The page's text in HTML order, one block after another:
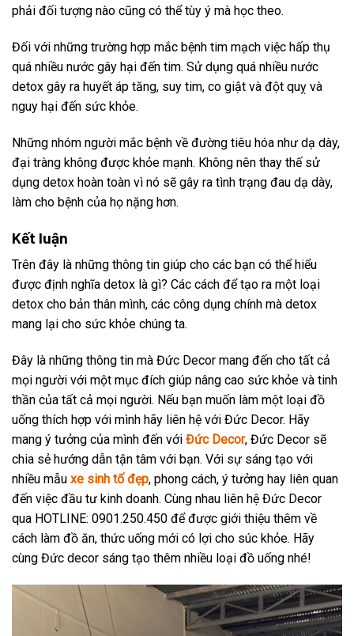
phải đối tượng nào cũng có thể tùy ý mà học theo.
Đối với những trường hợp mắc bệnh tim mạch việc hấp thụ
quá nhiều nước gây hại đến tim. Sử dụng quá nhiều nước
detox gây ra huyết áp tăng, suy tim, co giật và đột quỵ và
nguy hại đến sức khỏe.
Những nhóm người mắc bệnh về đường tiêu hóa như dạ dày,
đại tràng không được khỏe mạnh. Không nên thay thế sử
dụng detox hoàn toàn vì nó sẽ gây ra tình trạng đau dạ dày,
làm cho bệnh của họ nặng hơn.
Kết luận
Trên đây là những thông tin giúp cho các bạn có thể hiểu
được định nghĩa detox là gì? Các cách để tạo ra một loại
detox cho bản thân mình, các công dụng chính mà detox
mang lại cho sức khỏe chúng ta.
Đây là những thông tin mà Đức Decor mang đến cho tất cả
mọi người với một mục đích giúp nâng cao sức khỏe và tinh
thần của tất cả mọi người. Nếu bạn muốn làm một loại đồ
uống thích hợp với mình hãy liên hệ với Đức Decor. Hãy
mang ý tưởng của mình đến với Đức Decor, Đức Decor sẽ
chia sẻ hướng dẫn tận tâm với bạn. Với sự sáng tạo với
nhiều mẫu xe sinh tố đẹp, phong cách, ý tưởng hay liên quan
đến việc đầu tư kinh doanh. Cùng nhau liên hệ Đức Decor
qua HOTLINE: 0901.250.450 để được giới thiệu thêm về
cách làm đồ ăn, thức uống mới có lợi cho súc khỏe. Hãy
cùng Đức decor sáng tạo thêm nhiều loại đồ uống nhé!